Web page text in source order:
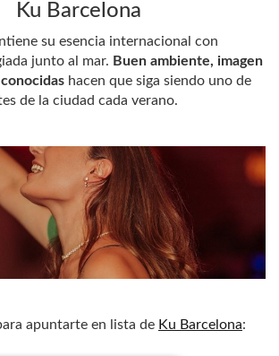
Ku Barcelona
su esencia internacional con
junto al mar. Buen ambiente, imagen
hacen que siga siendo uno de
de la ciudad cada verano.
apuntarte en lista de Ku Barcelona: